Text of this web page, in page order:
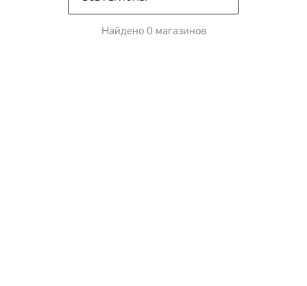
Найдено 0 магазинов